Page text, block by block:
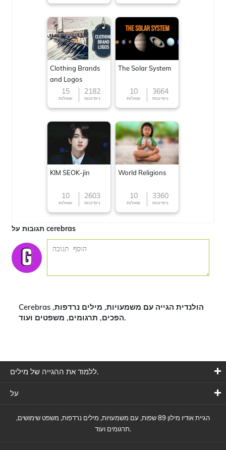
Clothing Brands
and Logos
15
שאלות
2182
ניסיונות
The Solar System
10
שאלות
3664
ניסיונות
KIM SEOK-jin
10
שאלות
2603
ניסיונות
World Religions
10
שאלות
3360
ניסיונות
תגובות על cerebras
Cerebras הולנדית הגייה עם משמעויות, מילים נרדפות,
הפכים, תרגומים, משפטים ועוד.
ללמוד את ההגייה של מילים.
על
הגיית אודיו מילון 89 שפות, עם משמעויות, מילים נרדפות, משפט שימושים,
תרגומים ועוד.